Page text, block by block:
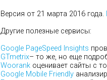
Версия от 21 марта 2016 года.
Другие полезные сервисы:
Google PageSpeed Insights
GTmetrix– то же, но еще
Woorank оценивает сайты с
Google Mobile Friendly